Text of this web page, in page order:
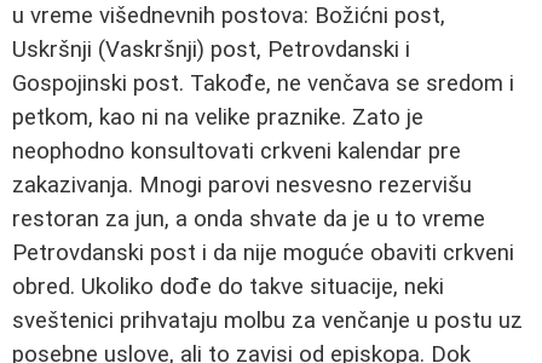
u vreme višednevnih postova: Božićni post,
Uskršnji (Vaskršnji) post, Petrovdanski i
Gospojinski post. Takođe, ne venčava se sredom i
petkom, kao ni na velike praznike. Zato je
neophodno konsultovati crkveni kalendar pre
zakazivanja. Mnogi parovi nesvesno rezervišu
restoran za jun, a onda shvate da je u to vreme
Petrovdanski post i da nije moguće obaviti crkveni
obred. Ukoliko dođe do takve situacije, neki
sveštenici prihvataju molbu za venčanje u postu uz
posebne uslove, ali to zavisi od episkopa. Dok